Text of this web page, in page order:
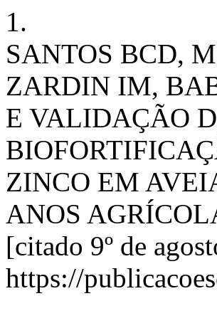
1.
SANTOS BCD,
ZARDIN IM,
E VALIDAÇÃO
ZINCO EM
ANOS
[citado 9º de
https://